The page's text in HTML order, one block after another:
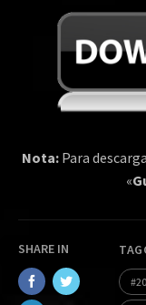
Nota:Para
«
SHARE IN